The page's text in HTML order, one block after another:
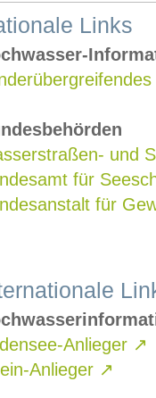
Links
und
für
für
Anlieger ↗
Anlieger ↗